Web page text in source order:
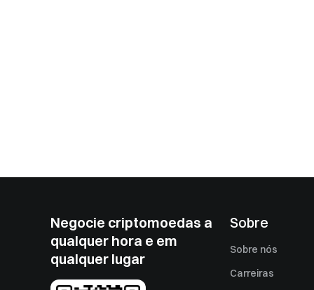
Negocie criptomoedas a
qualquer hora e em
qualquer lugar
Sobre
Sobre nós
Carreiras